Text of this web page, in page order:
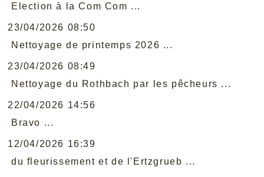
Election à la Com Com ...
23/04/2026 08:50
Nettoyage de printemps 2026 ...
23/04/2026 08:49
Nettoyage du Rothbach par les pêcheurs ...
22/04/2026 14:56
Bravo ...
12/04/2026 16:39
du fleurissement et de l'Ertzgrueb ...